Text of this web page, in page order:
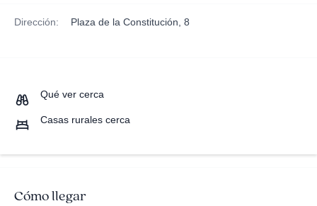
Dirección: Plaza de la Constitución, 8
Qué ver cerca
Casas rurales cerca
Cómo llegar